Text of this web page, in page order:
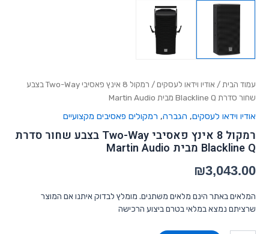
עמוד הבית / אודיו וידאו לעסקים
/ רמקול 8 אינץ פאסיבי Two-Way בצבע
שחור סדרת Blackline Q מבית Martin Audio
אודיו וידאו לעסקים, הגברה, רמקולים פאסיבים מקצועיים
רמקול 8 אינץ פאסיבי Two-Way בצבע שחור סדרת
Blackline Q מבית Martin Audio
₪3,043.00
המלאים באתר הינם מלאים משתנים. מומלץ לבדוק איתנו אם המוצר
שרציתם נמצא במלאי בטרם ביצוע הרכישה